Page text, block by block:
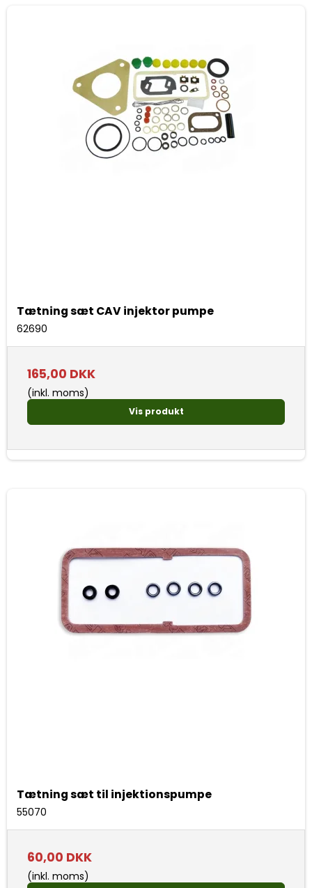
Tætning sæt CAV injektor pumpe
62690
165,00 DKK
(inkl. moms)
Vis produkt
Tætning sæt til injektionspumpe
55070
60,00 DKK
(inkl. moms)